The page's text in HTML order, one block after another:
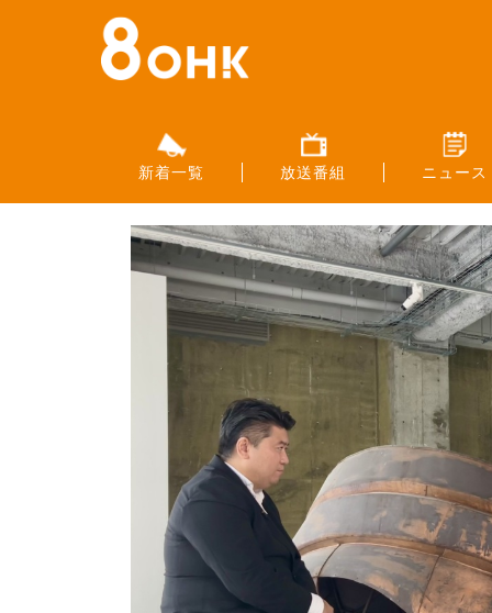
新着一覧 放送番組 ニュース